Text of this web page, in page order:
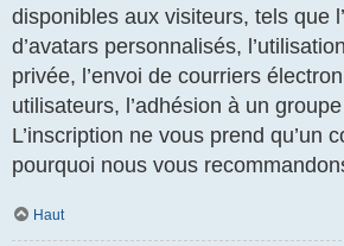
disponibles aux visiteurs, tels que
d’avatars personnalisés,
privée, l’envoi de courriers
utilisateurs, l’adhésion à un
L’inscription ne vous prend qu’un
pourquoi nous vous
Haut